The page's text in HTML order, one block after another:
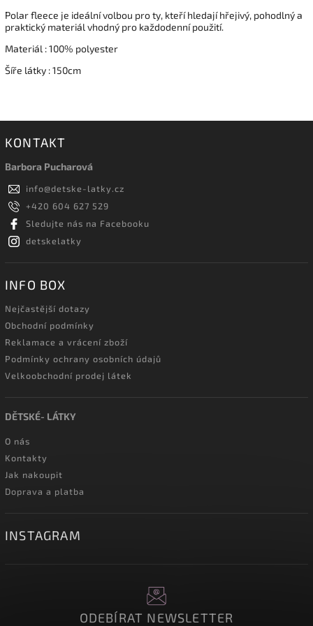
Polar fleece je ideální volbou pro ty, kteří hledají hřejivý, pohodlný a
praktický materiál vhodný pro každodenní použití.
Materiál : 100% polyester
Šíře látky : 150cm
KONTAKT
Barbora Pucharová
info@detske-latky.cz
+420 604 627 529
Sledujte nás na Facebooku
detskelatky
INFO BOX
Nejčastější dotazy
Obchodní podmínky
Reklamace a vrácení zboží
Podmínky ochrany osobních údajů
Velkoobchodní prodej látek
DĚTSKÉ- LÁTKY
O nás
Kontakty
Jak nakoupit
Doprava a platba
INSTAGRAM
ODEBÍRAT NEWSLETTER